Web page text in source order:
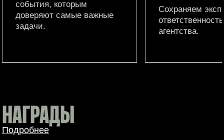
события, которым
доверяют самые важные
задачи.
Сохраняем
агентства.
НАГРАДЫ
Подробнее